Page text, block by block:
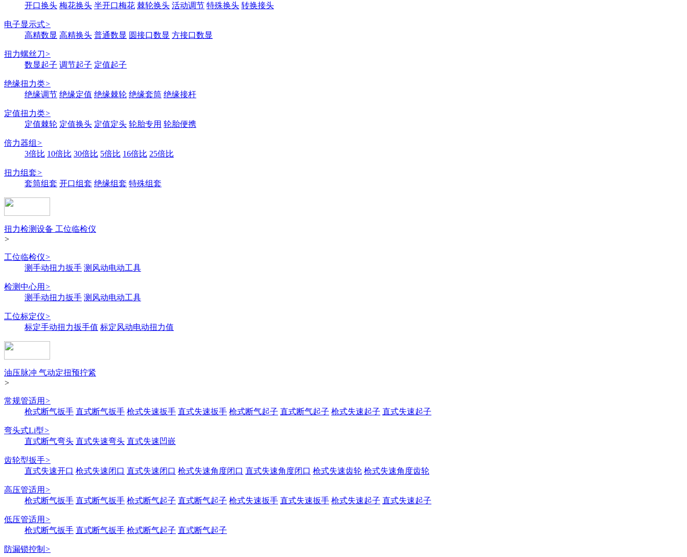
开口换头 梅花换头 半开口梅花 棘轮换头 活动调节 特殊换头 转换接头
电子显示式>
高精数显 高精换头 普通数显 圆接口数显 方接口数显
扭力螺丝刀>
数显起子 调节起子 定值起子
绝缘扭力类>
绝缘调节 绝缘定值 绝缘棘轮 绝缘套筒 绝缘接杆
定值扭力类>
定值棘轮 定值换头 定值定头 轮胎专用 轮胎便携
倍力器组 >
3倍比 10倍比 30倍比 5倍比 16倍比 25倍比
扭力组套>
套筒组套 开口组套 绝缘组套 特殊组套
扭力检测设备 工位临检仪
>
工位临检仪>
测手动扭力扳手 测风动电动工具
检测中心用 >
测手动扭力扳手 测风动电动工具
工位标定仪>
标定手动扭力扳手值 标定风动电动扭力值
油压脉冲 气动定扭预拧紧
>
常规管适用 >
枪式断气扳手 直式断气扳手 枪式失速扳手 直式失速扳手 枪式断气起子 直式断气起子 枪式失速起子 直式失速起子
弯头式Li型>
直式断气弯头 直式失速弯头 直式失速凹嵌
齿轮型扳手>
直式失速开口 枪式失速闭口 直式失速闭口 枪式失速角度闭口 直式失速角度闭口 枪式失速齿轮 枪式失速角度齿轮
高压管适用 >
枪式断气扳手 直式断气扳手 枪式断气起子 直式断气起子 枪式失速扳手 直式失速扳手 枪式失速起子 直式失速起子
低压管适用 >
枪式断气扳手 直式断气扳手 枪式断气起子 直式断气起子
防漏锁控制 >